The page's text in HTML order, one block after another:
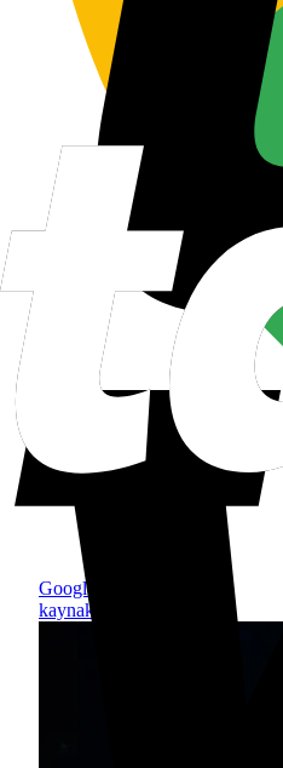
Google'da tercih edilen
kaynak olarak ekle